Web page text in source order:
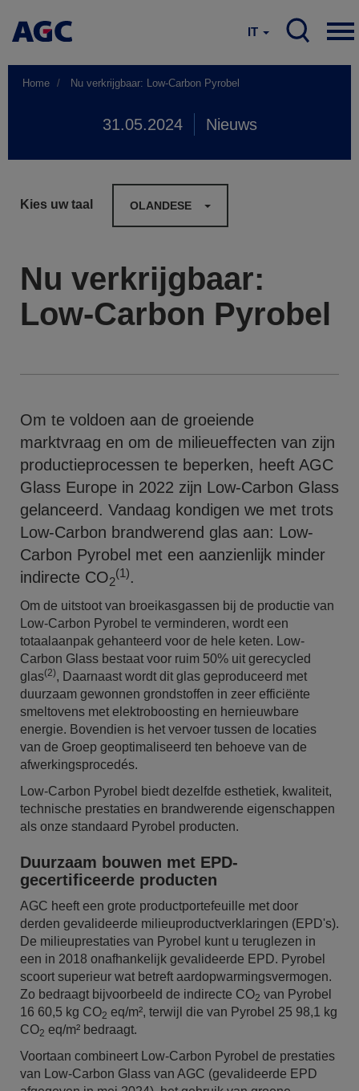
IT
Home Nu verkrijgbaar: Low-Carbon Pyrobel
31.05.2024 Nieuws
Kies uw taal OLANDESE
Nu verkrijgbaar:
Low-Carbon Pyrobel
Om te voldoen aan de groeiende
marktvraag en om de milieueffecten van zijn
productieprocessen te beperken, heeft AGC
Glass Europe in 2022 zijn Low-Carbon Glass
gelanceerd. Vandaag kondigen we met trots
Low-Carbon brandwerend glas aan: Low-
Carbon Pyrobel met een aanzienlijk minder
indirecte CO2
(1).
Om de uitstoot van broeikasgassen bij de productie van
Low-Carbon Pyrobel te verminderen, wordt een
totaalaanpak gehanteerd voor de hele keten. Low-
Carbon Glass bestaat voor ruim 50% uit gerecycled
glas(2), Daarnaast wordt dit glas geproduceerd met
duurzaam gewonnen grondstoffen in zeer efficiënte
smeltovens met elektroboosting en hernieuwbare
energie. Bovendien is het vervoer tussen de locaties
van de Groep geoptimaliseerd ten behoeve van de
afwerkingsprocedés.
Low-Carbon Pyrobel biedt dezelfde esthetiek, kwaliteit,
technische prestaties en brandwerende eigenschappen
als onze standaard Pyrobel producten.
Duurzaam bouwen met EPD-
gecertificeerde producten
AGC heeft een grote productportefeuille met door
derden gevalideerde milieuproductverklaringen (EPD's).
De milieuprestaties van Pyrobel kunt u teruglezen in
een in 2018 onafhankelijk gevalideerde EPD. Pyrobel
scoort superieur wat betreft aardopwarmingsvermogen.
Zo bedraagt bijvoorbeeld de indirecte CO2 van Pyrobel
16 60,5 kg CO2 eq/m², terwijl die van Pyrobel 25 98,1 kg
CO2 eq/m² bedraagt.
Voortaan combineert Low-Carbon Pyrobel de prestaties
van Low-Carbon Glass van AGC (gevalideerde EPD